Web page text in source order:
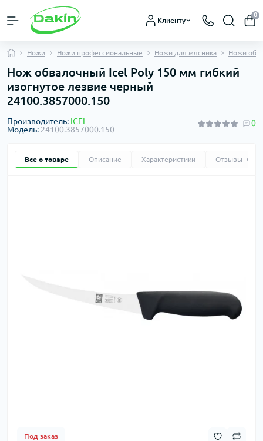
Клиенту
0
Ножи Ножи профессиональные Ножи для мясника Ножи
Нож обвалочный Icel Poly 150 мм гибкий
изогнутое лезвие черный
24100.3857000.150
Производитель: ICEL
Модель: 24100.3857000.150
0
Все о товаре Описание Характеристики Отзывы
Под заказ